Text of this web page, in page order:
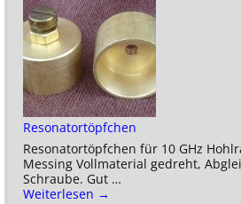
Resonatortöpfchen
Resonatortöpfchen für 10 GHz
Messing Vollmaterial gedreht,
Schraube. Gut …
Weiterlesen →